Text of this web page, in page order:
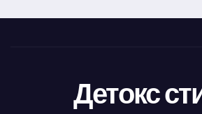
Детокс